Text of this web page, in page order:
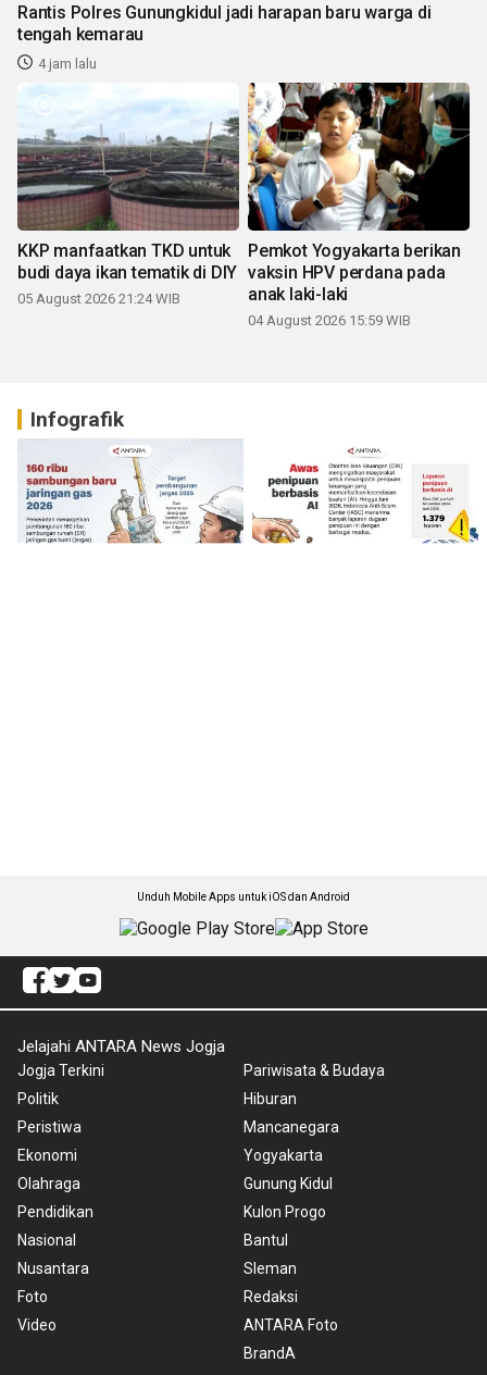
Rantis Polres Gunungkidul jadi harapan baru warga di
tengah kemarau
4 jam lalu
KKP manfaatkan TKD untuk
budi daya ikan tematik di DIY
05 August 2026 21:24 WIB
Pemkot Yogyakarta berikan
vaksin HPV perdana pada
anak laki-laki
04 August 2026 15:59 WIB
Infografik
Unduh Mobile Apps untuk iOS dan Android
Jelajahi ANTARA News Jogja
Jogja Terkini
Politik
Peristiwa
Ekonomi
Olahraga
Pendidikan
Nasional
Nusantara
Foto
Video
Pariwisata & Budaya
Hiburan
Mancanegara
Yogyakarta
Gunung Kidul
Kulon Progo
Bantul
Sleman
Redaksi
ANTARA Foto
BrandA